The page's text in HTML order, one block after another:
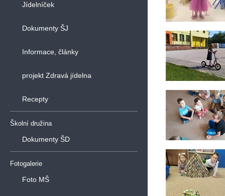
Jídelníček
Dokumenty ŠJ
Informace, články
projekt Zdravá jídelna
Recepty
Školní družina
Dokumenty ŠD
Fotogalerie
Foto MŠ